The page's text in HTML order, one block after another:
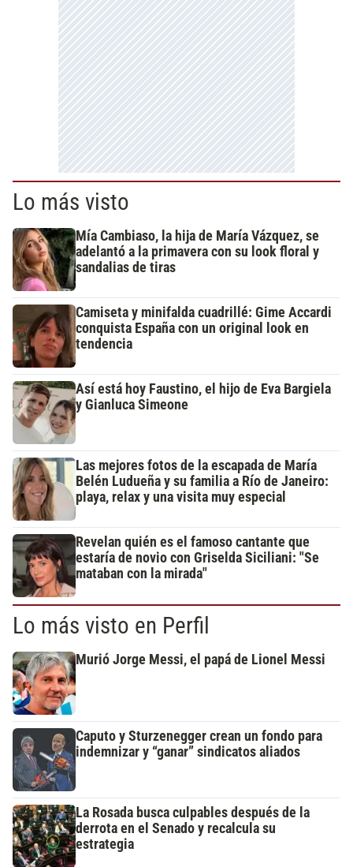
Lo más visto
Mía Cambiaso, la hija de María Vázquez, se
adelantó a la primavera con su look floral y
sandalias de tiras
Camiseta y minifalda cuadrillé: Gime Accardi
conquista España con un original look en
tendencia
Así está hoy Faustino, el hijo de Eva Bargiela
y Gianluca Simeone
Las mejores fotos de la escapada de María
Belén Ludueña y su familia a Río de Janeiro:
playa, relax y una visita muy especial
Revelan quién es el famoso cantante que
estaría de novio con Griselda Siciliani: "Se
mataban con la mirada"
Lo más visto en Perfil
Murió Jorge Messi, el papá de Lionel Messi
Caputo y Sturzenegger crean un fondo para
indemnizar y “ganar” sindicatos aliados
La Rosada busca culpables después de la
derrota en el Senado y recalcula su
estrategia